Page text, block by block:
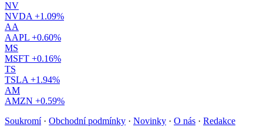
NV
NVDA +1.09%
AA
AAPL +0.60%
MS
MSFT +0.16%
TS
TSLA +1.94%
AM
AMZN +0.59%
Soukromí · Obchodní podmínky · Novinky · O nás · Redakce